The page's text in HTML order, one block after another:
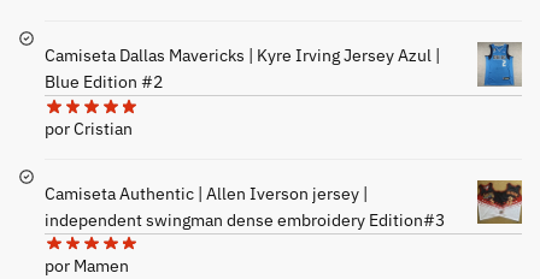
Camiseta Dallas Mavericks | Kyre Irving Jersey Azul |
Blue Edition #2
por Cristian
Camiseta Authentic | Allen Iverson jersey |
independent swingman dense embroidery Edition#3
por Mamen